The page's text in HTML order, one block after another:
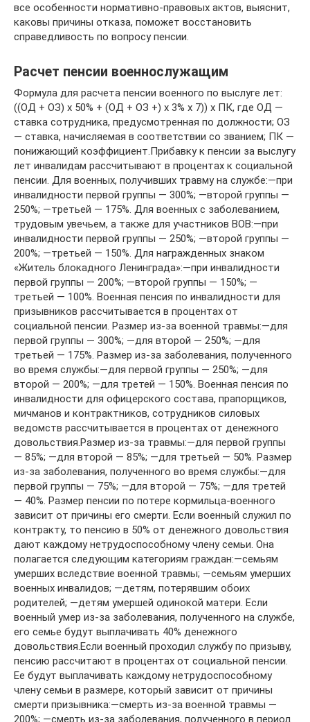
все особенности нормативно-правовых актов, выяснит,
каковы причины отказа, поможет восстановить
справедливость по вопросу пенсии.
Расчет пенсии военнослужащим
Формула для расчета пенсии военного по выслуге лет:
((ОД + ОЗ) х 50% + (ОД + ОЗ +) х 3% х 7)) х ПК, где ОД —
ставка сотрудника, предусмотренная по должности; ОЗ
— ставка, начисляемая в соответствии со званием; ПК —
понижающий коэффициент.Прибавку к пенсии за выслугу
лет инвалидам рассчитывают в процентах к социальной
пенсии. Для военных, получивших травму на службе:—при
инвалидности первой группы — 300%; —второй группы —
250%; —третьей — 175%. Для военных с заболеванием,
трудовым увечьем, а также для участников ВОВ:—при
инвалидности первой группы — 250%; —второй группы —
200%; —третьей — 150%. Для награжденных знаком
«Житель блокадного Ленинграда»:—при инвалидности
первой группы — 200%; —второй группы — 150%; —
третьей — 100%. Военная пенсия по инвалидности для
призывников рассчитывается в процентах от
социальной пенсии. Размер из-за военной травмы:—для
первой группы — 300%; —для второй — 250%; —для
третьей — 175%. Размер из-за заболевания, полученного
во время службы:—для первой группы — 250%; —для
второй — 200%; —для третей — 150%. Военная пенсия по
инвалидности для офицерского состава, прапорщиков,
мичманов и контрактников, сотрудников силовых
ведомств рассчитывается в процентах от денежного
довольствия.Размер из-за травмы:—для первой группы
— 85%; —для второй — 85%; —для третьей — 50%. Размер
из-за заболевания, полученного во время службы:—для
первой группы — 75%; —для второй — 75%; —для третей
— 40%. Размер пенсии по потере кормильца-военного
зависит от причины его смерти. Если военный служил по
контракту, то пенсию в 50% от денежного довольствия
дают каждому нетрудоспособному члену семьи. Она
полагается следующим категориям граждан:—семьям
умерших вследствие военной травмы; —семьям умерших
военных инвалидов; —детям, потерявшим обоих
родителей; —детям умершей одинокой матери. Если
военный умер из-за заболевания, полученного на службе,
его семье будут выплачивать 40% денежного
довольствия.Если военный проходил службу по призыву,
пенсию рассчитают в процентах от социальной пенсии.
Ее будут выплачивать каждому нетрудоспособному
члену семьи в размере, который зависит от причины
смерти призывника:—смерть из-за военной травмы —
200%; —смерть из-за заболевания, полученного в период